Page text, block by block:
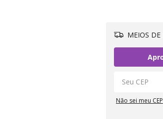
MEIOS DE
Não sei meu CEP